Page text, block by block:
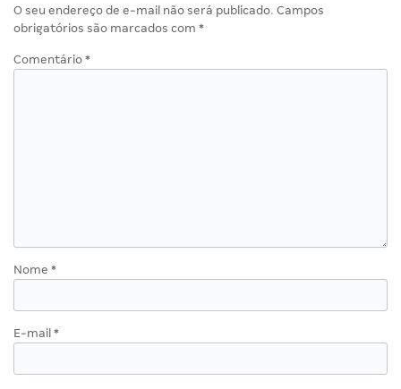
O seu endereço de e-mail não será publicado. Campos
obrigatórios são marcados com *
Comentário *
Nome *
E-mail *